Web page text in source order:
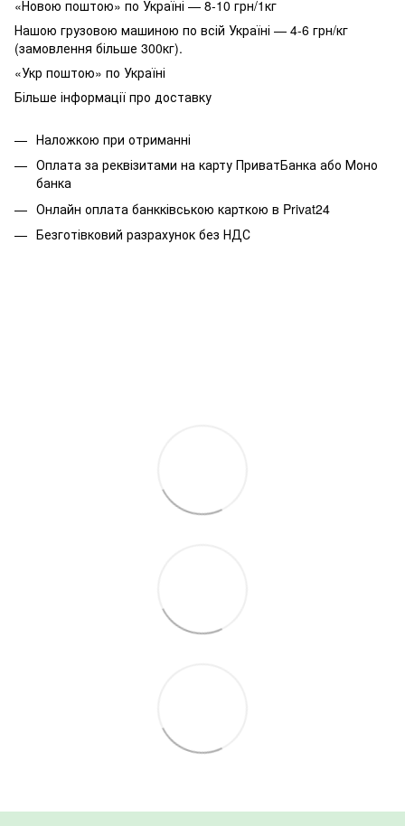
«Новою поштою» по Україні — 8-10 грн/1кг
Нашою грузовою машиною по всій Україні — 4-6 грн/кг
(замовлення більше 300кг).
«Укр поштою» по Україні
Більше інформації про доставку
Наложкою при отриманні
Оплата за реквізитами на карту ПриватБанка або Моно
банка
Онлайн оплата банкківською карткою в Privat24
Безготівковий разрахунок без НДС